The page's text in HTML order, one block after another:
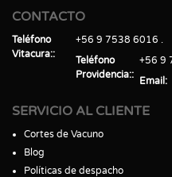
CONTACTO
Teléfono
Vitacura:
+56 9 7538 6016
Teléfono
Providencia:
+56 9
Email
SERVICIO AL CLIENTE
Cortes de Vacuno
Blog
Políticas de despacho